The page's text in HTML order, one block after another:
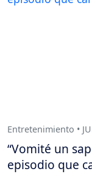
Entretenimiento •
“Vomité un
episodio que